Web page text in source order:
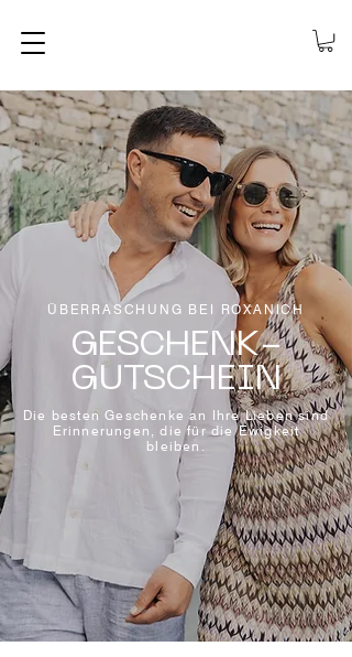
ÜBERRASCHUNG BEI ROXANICH
GESCHENK-
GUTSCHEIN
Die besten Geschenke an Ihre Lieben sind
Erinnerungen, die für die Ewigkeit
bleiben.